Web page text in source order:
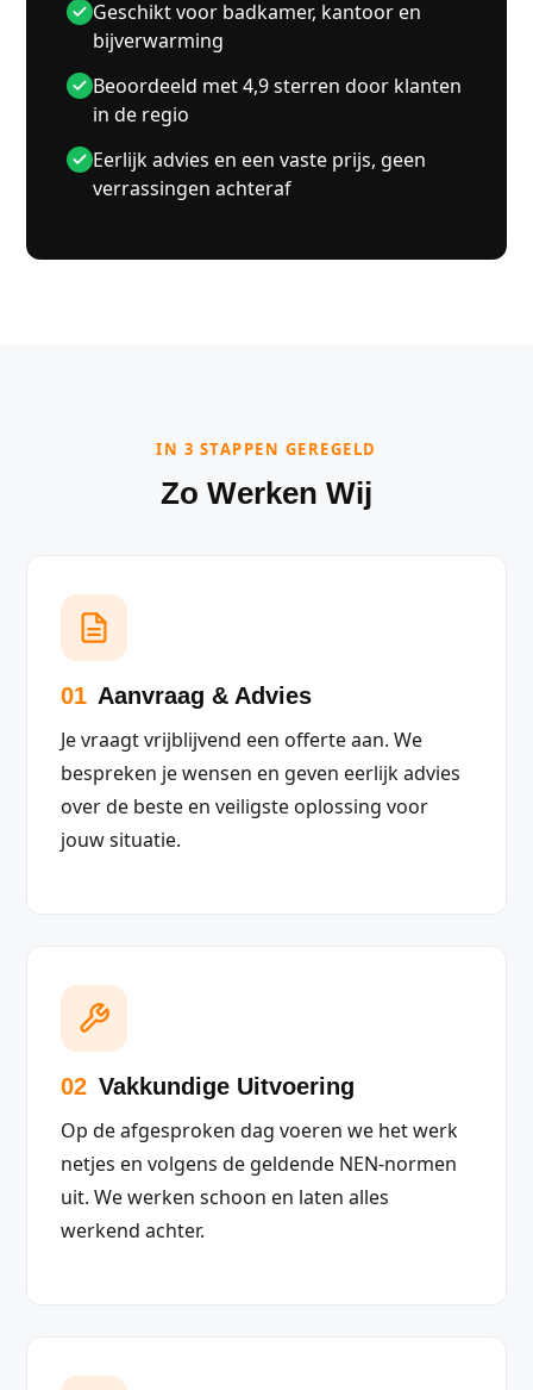
Geschikt voor badkamer, kantoor en
bijverwarming
Beoordeeld met 4,9 sterren door klanten
in de regio
Eerlijk advies en een vaste prijs, geen
verrassingen achteraf
IN 3 STAPPEN GEREGELD
Zo Werken Wij
01 Aanvraag & Advies
Je vraagt vrijblijvend een offerte aan. We
bespreken je wensen en geven eerlijk advies
over de beste en veiligste oplossing voor
jouw situatie.
02 Vakkundige Uitvoering
Op de afgesproken dag voeren we het werk
netjes en volgens de geldende NEN-normen
uit. We werken schoon en laten alles
werkend achter.